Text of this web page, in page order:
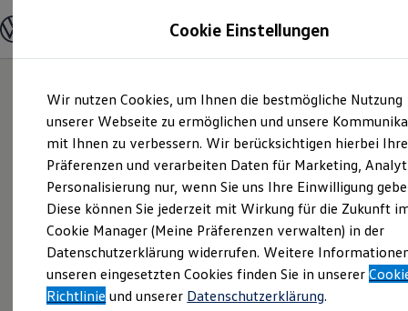
Hauptinhalt
springen
Footer
springen
Modelle und Konfigurator
Modelle vergleichen
Elektroautos
ENERGY Sondermodelle
Nutzfahrzeuge
SUV und CUV
Familienautos
Kombis
Kompaktwagen
Sportwagen
Schnell verfügbare Fahrzeuge
Angebote und Produkte
Aktuelle Angebote
E-Auto-Förderung
Volkswagen Marktplatz
Cookie Einstellungen
Wir nutzen Cookies, um Ihnen die bestmögliche Nutzung
unserer Webseite zu ermöglichen und unsere
mit Ihnen zu verbessern. Wir berücksichtigen hierbei Ihre
Präferenzen und verarbeiten Daten für Marketing,
Personalisierung nur, wenn Sie uns Ihre Einwilligung
Diese können Sie jederzeit mit Wirkung für die Zukunft
Cookie Manager (Meine Präferenzen verwalten) in der
Datenschutzerklärung widerrufen. Weitere
unseren eingesetzten Cookies finden Sie in unserer
Richtlinie und unserer Datenschutzerklärung.